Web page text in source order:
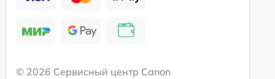
© 2026 Сервисный центр Canon